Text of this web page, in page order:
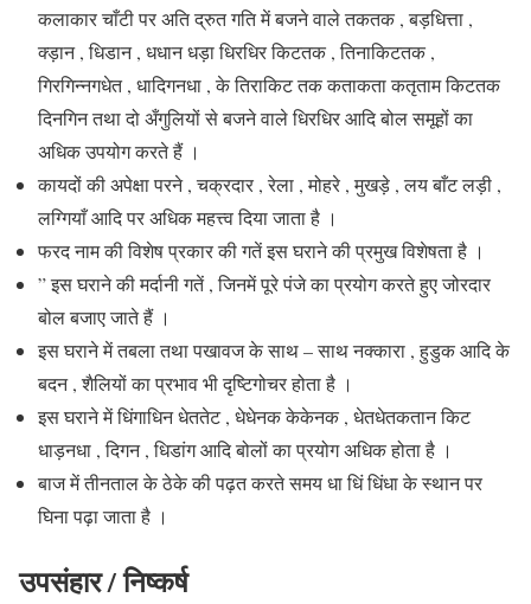
कलाकार चाँटी पर अति द्रुत गति में बजने वाले तकतक , बड़धित्ता ,
क्ड़ान , धिडान , धधान धड़ा धिरधिर किटतक , तिनाकिटतक ,
गिरगिन्नगधेत , धादिगनधा , के तिराकिट तक कताकता कतृताम किटतक
दिनगिन तथा दो अँगुलियों से बजने वाले धिरधिर आदि बोल समूहों का
अधिक उपयोग करते हैं ।
कायदों की अपेक्षा परने , चक्रदार , रेला , मोहरे , मुखड़े , लय बाँट लड़ी ,
लग्गियाँ आदि पर अधिक महत्त्व दिया जाता है ।
फरद नाम की विशेष प्रकार की गतें इस घराने की प्रमुख विशेषता है ।
” इस घराने की मर्दानी गतें , जिनमें पूरे पंजे का प्रयोग करते हुए जोरदार
बोल बजाए जाते हैं ।
इस घराने में तबला तथा पखावज के साथ – साथ नक्कारा , हुडुक आदि के
बदन , शैलियों का प्रभाव भी दृष्टिगोचर होता है ।
इस घराने में धिंगाधिन धेततेट , धेधेनक केकेनक , धेतधेतकतान किट
धाड़नधा , दिगन , धिडांग आदि बोलों का प्रयोग अधिक होता है ।
बाज में तीनताल के ठेके की पढ़त करते समय धा धिं धिंधा के स्थान पर
घिना पढ़ा जाता है ।
उपसंहार / निष्कर्ष